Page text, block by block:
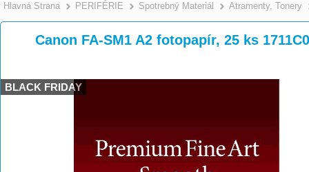
Hlavná Strana >
PERIFÉRIE >
Spotrebný Materiál >
Atramenty, Tonery
Canon FA-SM1 A2 fotopapír, 25 ks
BLACK FRIDAY